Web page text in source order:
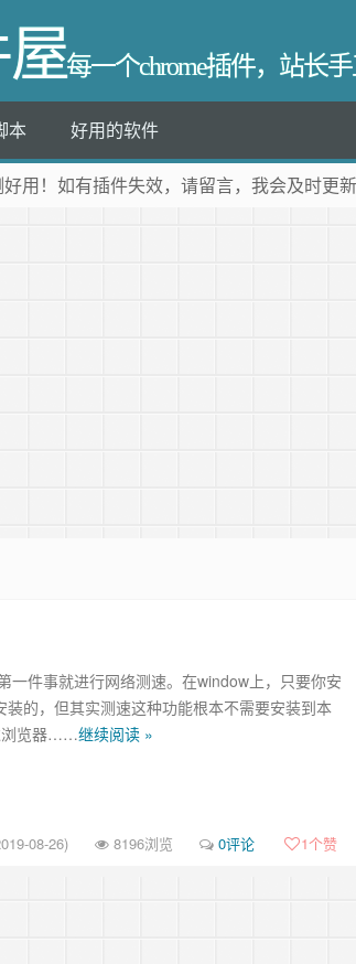
屋每一个chrome插件，站长
本 好用的软件
用！如有插件失效，请留言，我会及时更新
一件事就进行网络测速。在window上，只要你安
的，但其实测速这种功能根本不需要安装到本
浏览器……继续阅读 »
08-26) 8196浏览 0评论 1个赞